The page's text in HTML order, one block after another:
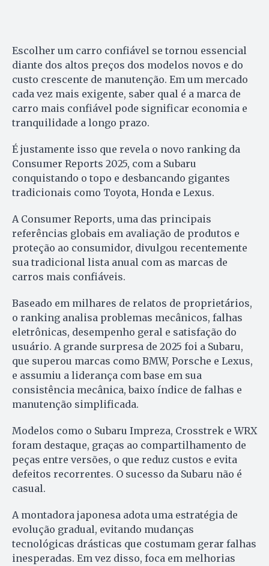
Escolher um carro confiável se tornou essencial
diante dos altos preços dos modelos novos e do
custo crescente de manutenção. Em um mercado
cada vez mais exigente, saber qual é a marca de
carro mais confiável pode significar economia e
tranquilidade a longo prazo.
É justamente isso que revela o novo ranking da
Consumer Reports 2025, com a Subaru
conquistando o topo e desbancando gigantes
tradicionais como Toyota, Honda e Lexus.
A Consumer Reports, uma das principais
referências globais em avaliação de produtos e
proteção ao consumidor, divulgou recentemente
sua tradicional lista anual com as marcas de
carros mais confiáveis.
Baseado em milhares de relatos de proprietários,
o ranking analisa problemas mecânicos, falhas
eletrônicas, desempenho geral e satisfação do
usuário. A grande surpresa de 2025 foi a Subaru,
que superou marcas como BMW, Porsche e Lexus,
e assumiu a liderança com base em sua
consistência mecânica, baixo índice de falhas e
manutenção simplificada.
Modelos como o Subaru Impreza, Crosstrek e WRX
foram destaque, graças ao compartilhamento de
peças entre versões, o que reduz custos e evita
defeitos recorrentes. O sucesso da Subaru não é
casual.
A montadora japonesa adota uma estratégia de
evolução gradual, evitando mudanças
tecnológicas drásticas que costumam gerar falhas
inesperadas. Em vez disso, foca em melhorias